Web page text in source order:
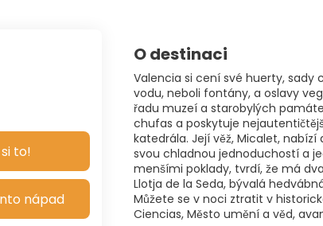
O destinaci
Valencia si cení své huerty,
vodu, neboli fontány, a oslavy
řadu muzeí a starobylých
chufas a poskytuje
katedrála. Její věž, Micalet,
svou chladnou jednoduchostí a
menšími poklady, tvrdí, že má
Llotja de la Seda, bývalá
Můžete se v noci ztratit v
Ciencias, Město umění a věd,
to!
nápad